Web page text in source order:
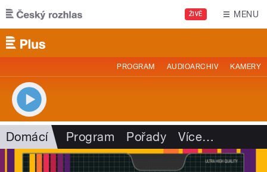
Přejít k hlavnímu obsahu
ŽIVĚ MENU
PROGRAM AUDIOARCHIV KAMERY
Domácí Program Pořady Více…